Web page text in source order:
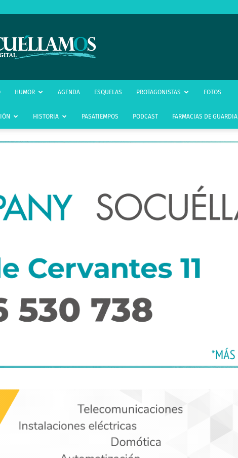
infoSocuéllamos
HUMOR AGENDA ESQUELAS PROTAGONISTAS FOTOS
HISTORIA PASATIEMPOS PODCAST FARMACIAS DE GUARDIA